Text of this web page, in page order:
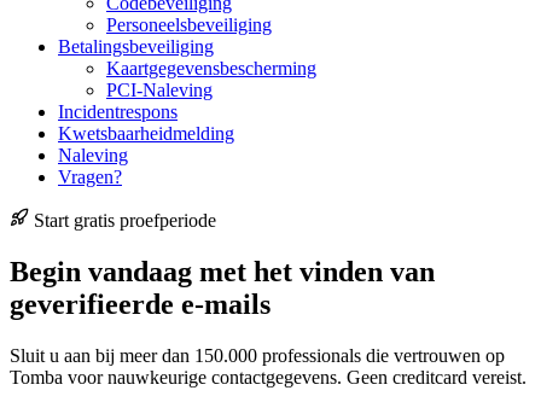
Personeelsbeveiliging
Betalingsbeveiliging
Kaartgegevensbescherming
PCI-Naleving
Incidentrespons
Kwetsbaarheidmelding
Naleving
Vragen?
Start gratis proefperiode
Begin vandaag met het vinden van
geverifieerde e-mails
Sluit u aan bij meer dan 150.000 professionals die vertrouwen op
Tomba voor nauwkeurige contactgegevens. Geen creditcard vereist.